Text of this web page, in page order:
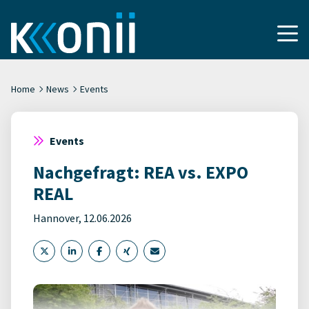
Home News Events
Events
Nachgefragt: REA vs. EXPO
REAL
Hannover, 12.06.2026